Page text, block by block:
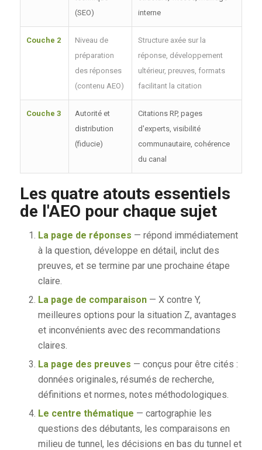
(SEO)
interne
Couche 2
Niveau de
préparation
des réponses
(contenu AEO)
Structure axée sur la
réponse, développement
ultérieur, preuves, formats
facilitant la citation
Couche 3
Autorité et
distribution
(fiducie)
Citations RP, pages
d'experts, visibilité
communautaire, cohérence
du canal
Les quatre atouts essentiels
de l'AEO pour chaque sujet
La page de réponses — répond immédiatement
à la question, développe en détail, inclut des
preuves, et se termine par une prochaine étape
claire.
La page de comparaison— X contre Y,
meilleures options pour la situation Z, avantages
et inconvénients avec des recommandations
claires.
La page des preuves — conçus pour être cités :
données originales, résumés de recherche,
définitions et normes, notes méthodologiques.
Le centre thématique — cartographie les
questions des débutants, les comparaisons en
milieu de tunnel, les décisions en bas du tunnel et